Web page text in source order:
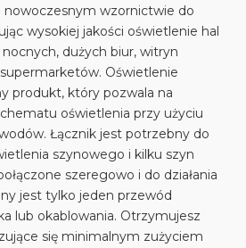
nowoczesnym wzornictwie do
wysokiej jakości oświetlenie hal
dużych biur, witryn
Oświetlenie
produkt, który pozwala na
oświetlenia przy użyciu
Łącznik jest potrzebny do
szynowego i kilku szyn
szeregowo i do działania
jest tylko jeden przewód
lub okablowania. Otrzymujesz
się minimalnym zużyciem